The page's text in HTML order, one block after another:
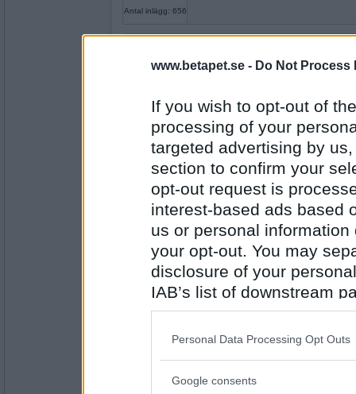
www.betapet.se - Do Not Process
If you wish to opt-out of
processing of your
targeted advertising by
section to confirm your
opt-out request is
interest-based ads based
us or personal
your opt-out. You may
disclosure of your
IAB’s list of downstream
also be disclosed by us
Downstream Participants
Please note that this
Personal Data Processing Opt Outs
Google consents
Antal inlägg: 656
Antal inlägg: 184
HappyU
Antal inlägg:
togaparty
lillakickan
1190
apanage